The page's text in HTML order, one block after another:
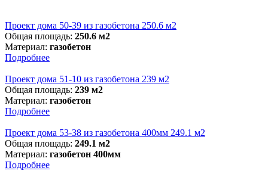
Проект дома 50-39 из газобетона 250.6 м2
Общая площадь: 250.6 м2
Материал: газобетон
Подробнее
Проект дома 51-10 из газобетона 239 м2
Общая площадь: 239 м2
Материал: газобетон
Подробнее
Проект дома 53-38 из газобетона 400мм 249.1 м2
Общая площадь: 249.1 м2
Материал: газобетон 400мм
Подробнее